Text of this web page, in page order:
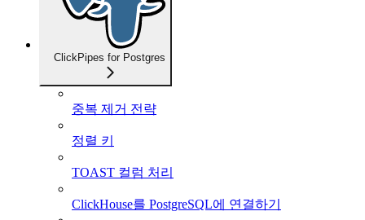
ClickPipes for Postgres
중복 제거 전략
정렬 키
TOAST 컬럼 처리
ClickHouse를 PostgreSQL에 연결하기